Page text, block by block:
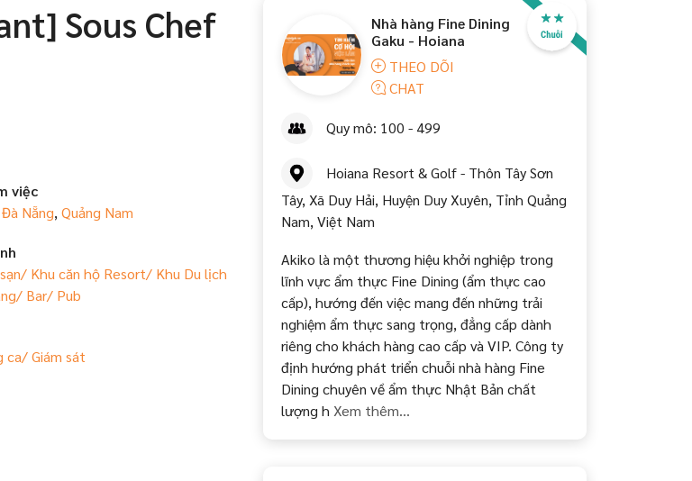
Sous Chef
việc
Đà Nẵng,Quảng Nam
Khu căn hộ Resort/ Khu Du lịch
Bar/ Pub
ca/ Giám sát
Nhà hàng Fine Dining
Gaku - Hoiana
THEO DÕI
CHAT
Quy mô: 100 - 499
Hoiana Resort & Golf - Thôn Tây Sơn
Tây, Xã Duy Hải, Huyện Duy Xuyên, Tỉnh Quảng
Nam, Việt Nam
Akiko là một thương hiệu khởi nghiệp trong
lĩnh vực ẩm thực Fine Dining (ẩm thực cao
cấp), hướng đến việc mang đến những trải
nghiệm ẩm thực sang trọng, đẳng cấp dành
riêng cho khách hàng cao cấp và VIP. Công ty
định hướng phát triển chuỗi nhà hàng Fine
Dining chuyên về ẩm thực Nhật Bản chất
lượng h Xem thêm...